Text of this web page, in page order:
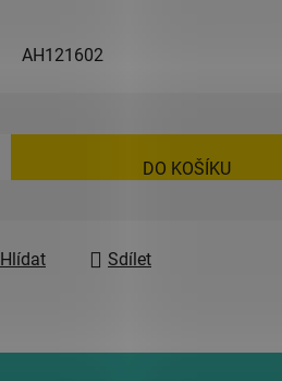
AH121602
DO KOŠÍKU
Hlídat Sdílet